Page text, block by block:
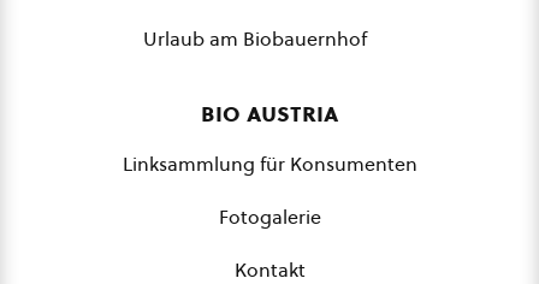
Urlaub am Biobauernhof
bio austria
Linksammlung für Konsumenten
Fotogalerie
Kontakt